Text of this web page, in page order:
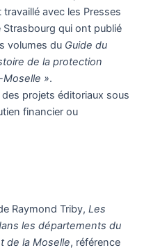
travaillé avec les Presses
Strasbourg qui ont publié
volumes du Guide du
de la protection
».
projets éditoriaux sous
financier ou
Raymond Triby, Les
les départements du
de la Moselle, référence